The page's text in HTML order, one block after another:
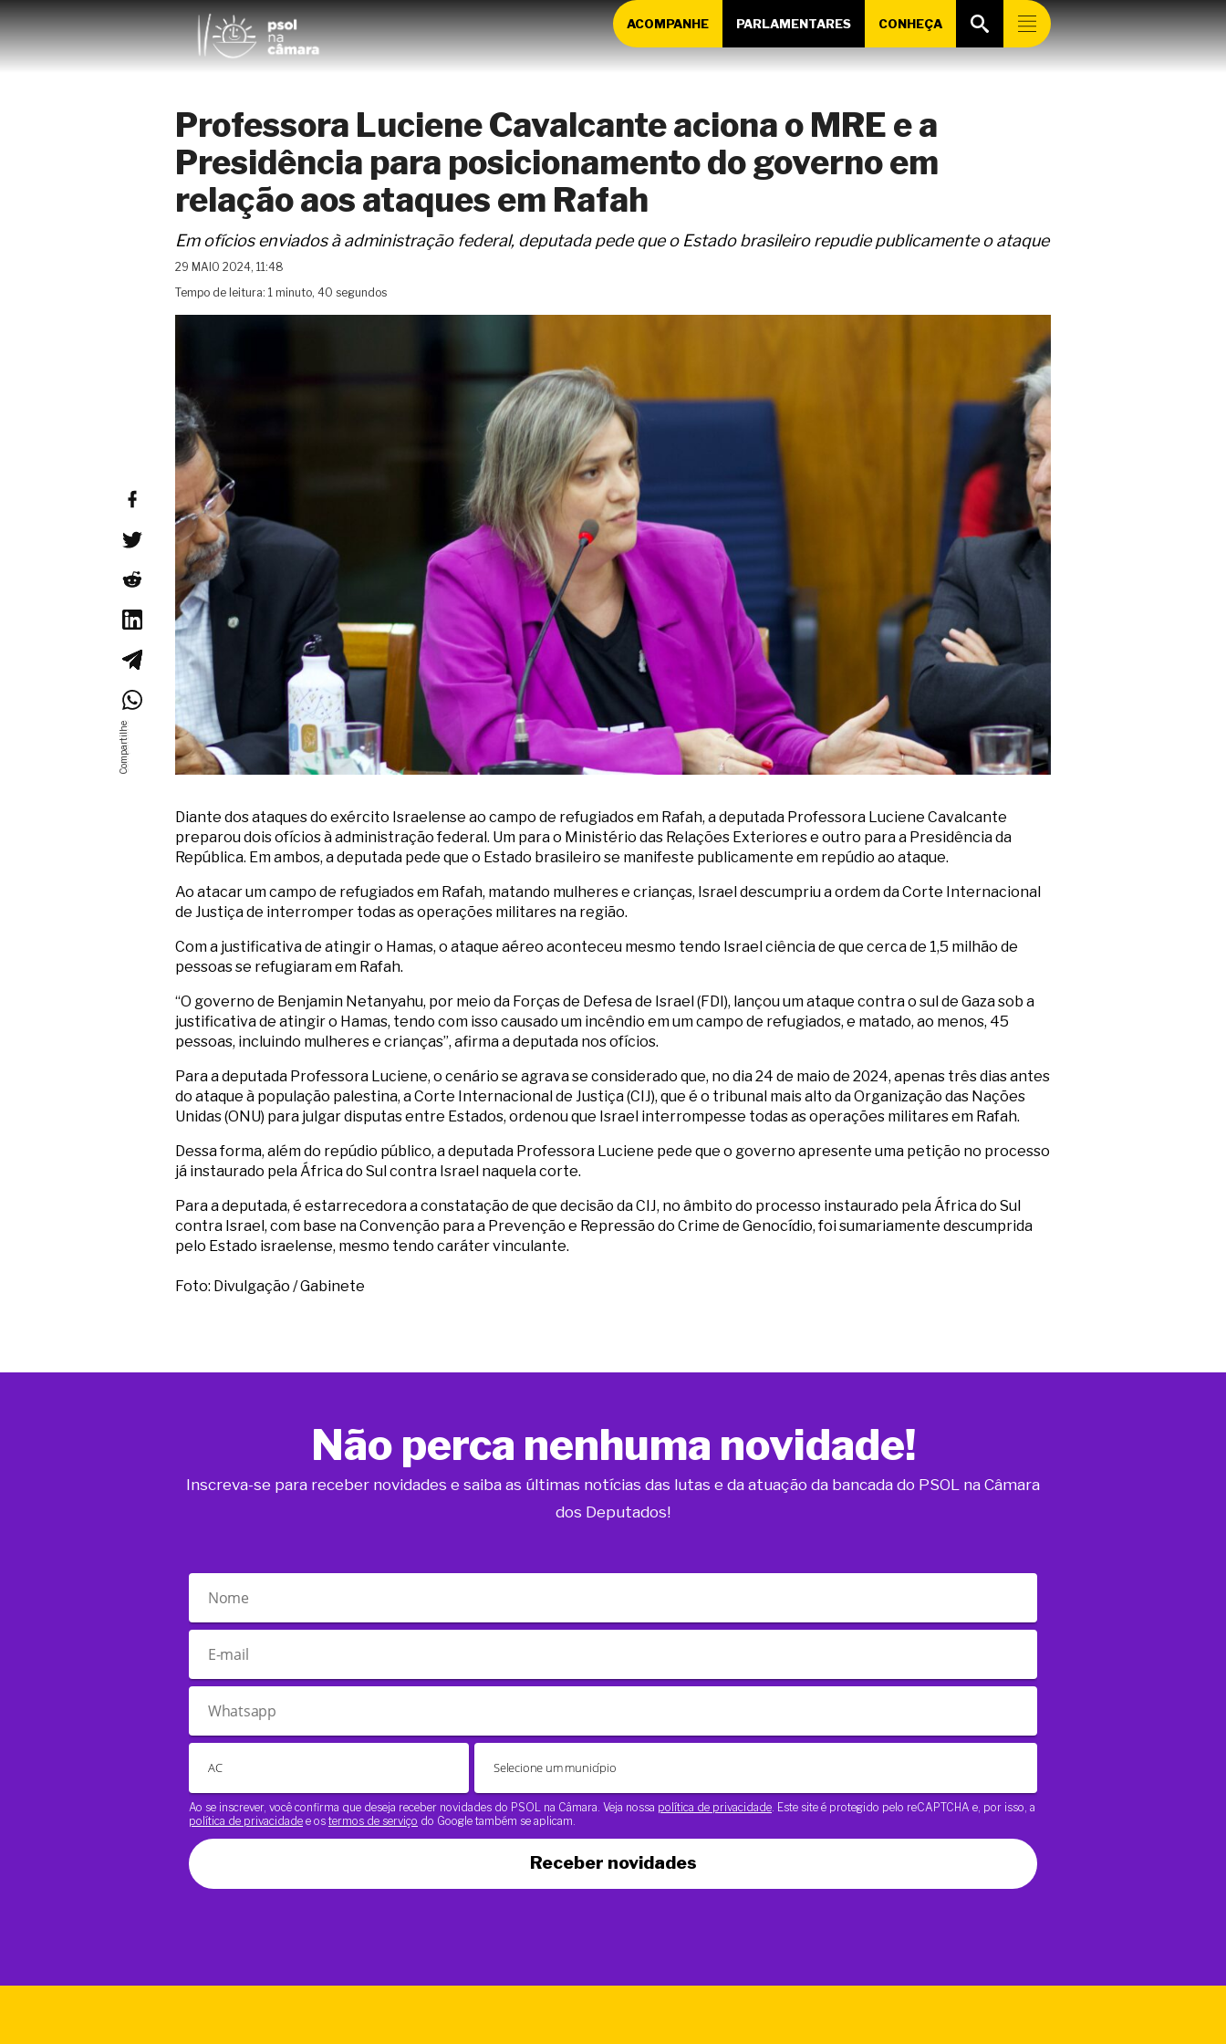
ACOMPANHE PARLAMENTARES CONHEÇA
Professora Luciene Cavalcante aciona o MRE e a
Presidência para posicionamento do governo em
relação aos ataques em Rafah
Em ofícios enviados à administração federal, deputada pede que o Estado brasileiro repudie publicamente o ataque
29 MAIO 2024, 11:48
Tempo de leitura: 1 minuto, 40 segundos
Diante dos ataques do exército Israelense ao campo de refugiados em Rafah, a deputada Professora Luciene Cavalcante
preparou dois ofícios à administração federal. Um para o Ministério das Relações Exteriores e outro para a Presidência da
República. Em ambos, a deputada pede que o Estado brasileiro se manifeste publicamente em repúdio ao ataque.
Ao atacar um campo de refugiados em Rafah, matando mulheres e crianças, Israel descumpriu a ordem da Corte Internacional
de Justiça de interromper todas as operações militares na região.
Com a justificativa de atingir o Hamas, o ataque aéreo aconteceu mesmo tendo Israel ciência de que cerca de 1,5 milhão de
pessoas se refugiaram em Rafah.
“O governo de Benjamin Netanyahu, por meio da Forças de Defesa de Israel (FDI), lançou um ataque contra o sul de Gaza sob a
justificativa de atingir o Hamas, tendo com isso causado um incêndio em um campo de refugiados, e matado, ao menos, 45
pessoas, incluindo mulheres e crianças”, afirma a deputada nos ofícios.
Para a deputada Professora Luciene, o cenário se agrava se considerado que, no dia 24 de maio de 2024, apenas três dias antes
do ataque à população palestina, a Corte Internacional de Justiça (CIJ), que é o tribunal mais alto da Organização das Nações
Unidas (ONU) para julgar disputas entre Estados, ordenou que Israel interrompesse todas as operações militares em Rafah.
Dessa forma, além do repúdio público, a deputada Professora Luciene pede que o governo apresente uma petição no processo
já instaurado pela África do Sul contra Israel naquela corte.
Para a deputada, é estarrecedora a constatação de que decisão da CIJ, no âmbito do processo instaurado pela África do Sul
contra Israel, com base na Convenção para a Prevenção e Repressão do Crime de Genocídio, foi sumariamente descumprida
pelo Estado israelense, mesmo tendo caráter vinculante.
Foto: Divulgação / Gabinete
Não perca nenhuma novidade!
Inscreva-se para receber novidades e saiba as últimas notícias das lutas e da atuação da bancada do PSOL na Câmara
dos Deputados!
Ao se inscrever, você confirma que deseja receber novidades do PSOL na Câmara. Veja nossa política de privacidade . Este site é protegido pelo reCAPTCHA e, por isso, a
política de privacidade e os termos de serviço do Google também se aplicam.
Receber novidades